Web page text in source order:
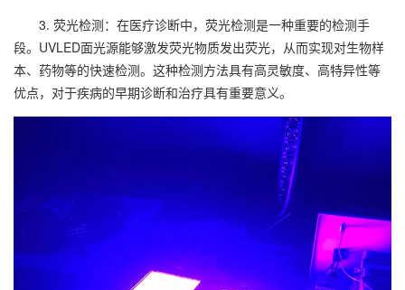
3. 荧光检测：在医疗诊断中，荧光检测是一种重要的检测手
段。UVLED面光源能够激发荧光物质发出荧光，从而实现对生物样
本、药物等的快速检测。这种检测方法具有高灵敏度、高特异性等
优点，对于疾病的早期诊断和治疗具有重要意义。